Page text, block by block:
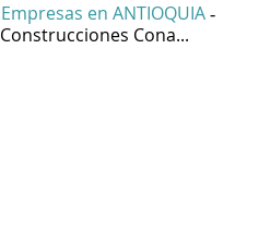
Empresas en ANTIOQUIA -
Construcciones Cona...